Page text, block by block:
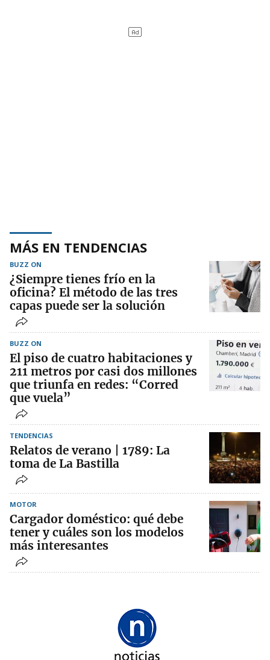
MÁS EN TENDENCIAS
BUZZ ON
¿Siempre tienes frío en la
oficina? El método de las tres
capas puede ser la solución
BUZZ ON
El piso de cuatro habitaciones y
211 metros por casi dos millones
que triunfa en redes: “Corred
que vuela”
TENDENCIAS
Relatos de verano | 1789: La
toma de La Bastilla
MOTOR
Cargador doméstico: qué debe
tener y cuáles son los modelos
más interesantes